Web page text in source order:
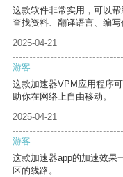
这款软件非常实用，可以
查找资料、翻译语言、编写
2025-04-21
游客
这款加速器VPM应用程序
助你在网络上自由移动。
2025-04-21
游客
这款加速器app的加速效果
区的线路。